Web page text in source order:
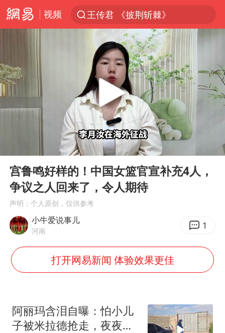
视频
王传君 《披荆斩棘》
夏日经济乘热而上 消费市场向新而行
以拒绝“和平委员会”的加沙和平计划
浙江省甬江发生2026年第1号洪水
上海全力守护市民“菜篮子”
暑期研学游升温 在旅途中增长知识
猫咪过火把节被抹成黑猫
以军士兵把枪口对准中国记者
云南一男子胃中取出180颗铁钉
Play
宫鲁鸣好样的！中国女篮官宣补充4人，
争议之人回来了，令人期待
声明：个人原创，仅供参考
小牛爱说事儿
河南 1
打开网易新闻 体验效果更佳
阿丽玛含泪自曝：怕小儿
子被米拉德抢走，夜夜难